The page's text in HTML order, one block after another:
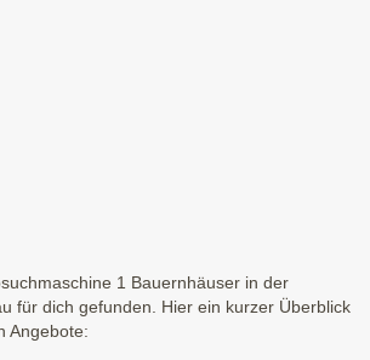
1 Bauernhäuser in der
für dich gefunden. Hier ein kurzer Überblick
Angebote: